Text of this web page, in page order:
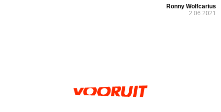
Ronny Wolfcarius
2.06.2021